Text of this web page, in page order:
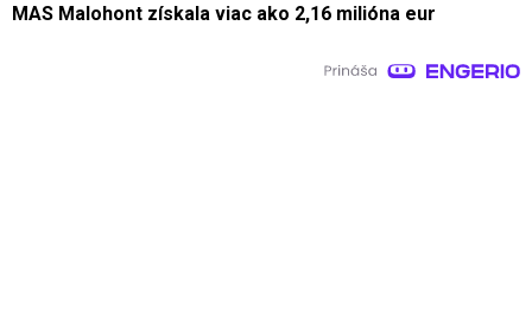
MAS Malohont získala viac ako 2,16 milióna eur